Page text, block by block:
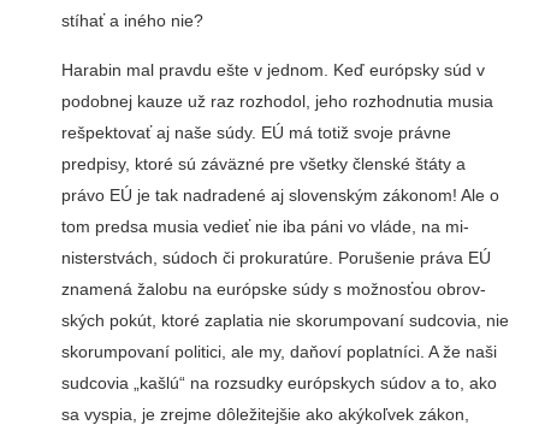
stíhať a iného nie?
Harabin mal pravdu ešte v jednom. Keď európsky súd v
podobnej kauze už raz rozhodol, jeho rozhodnutia musia
rešpektovať aj naše súdy. EÚ má totiž svoje práv­ne
predpisy, ktoré sú záväz­né pre všetky členské štáty a
právo EÚ je tak nadradené aj slovenským zákonom! Ale o
tom predsa musia vedieť nie iba páni vo vláde, na mi­
nisterstvách, súdoch či pro­kuratúre. Porušenie práva EÚ
znamená žalobu na európske súdy s možnosťou obrov­
ských pokút, ktoré zaplatia nie skorumpovaní sudcovia, nie
skorumpovaní politici, ale my, daňoví poplatníci. A že naši
sudcovia „kašlú“ na rozsudky európskych súdov a to, ako
sa vyspia, je zrejme dôležitejšie ako akýkoľvek zákon,